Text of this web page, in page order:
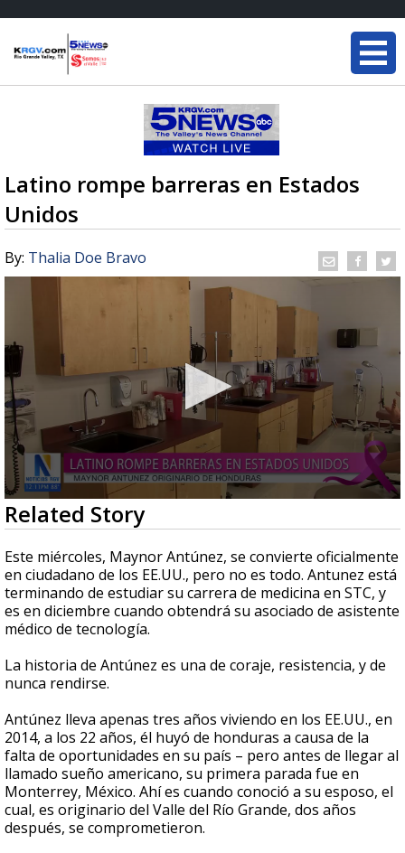
Latino rompe barreras en Estados
Unidos
By: Thalia Doe Bravo
0
seconds
of
2
minutes,
56
seconds
Related Story
Este miércoles, Maynor Antúnez, se convierte oficialmente
en ciudadano de los EE.UU., pero no es todo. Antunez está
terminando de estudiar su carrera de medicina en STC, y
es en diciembre cuando obtendrá su asociado de asistente
médico de tecnología.
La historia de Antúnez es una de coraje, resistencia, y de
nunca rendirse.
Antúnez lleva apenas tres años viviendo en los EE.UU., en
2014, a los 22 años, él huyó de honduras a causa de la
falta de oportunidades en su país – pero antes de llegar al
llamado sueño americano, su primera parada fue en
Monterrey, México. Ahí es cuando conoció a su esposo, el
cual, es originario del Valle del Río Grande, dos años
después, se comprometieron.